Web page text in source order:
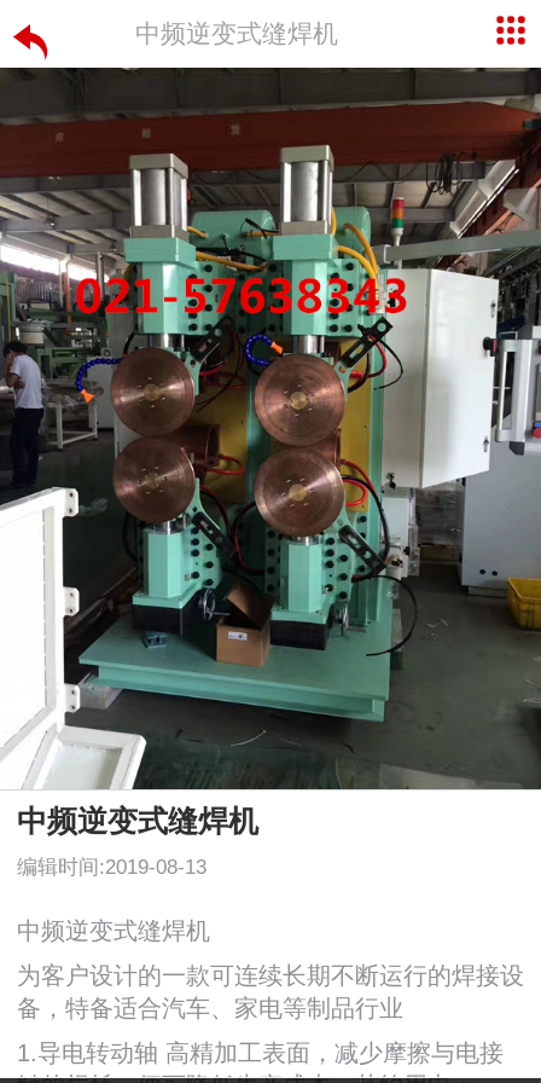
中频逆变式缝焊机
中频逆变式缝焊机
编辑时间:2019-08-13
中频逆变式缝焊机
为客户设计的一款可连续长期不断运行的焊接设
备，特备适合汽车、家电等制品行业
1.导电转动轴 高精加工表面，减少摩擦与电接